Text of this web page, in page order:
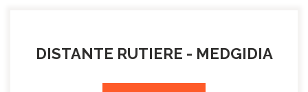
DISTANTE RUTIERE - MEDGIDIA